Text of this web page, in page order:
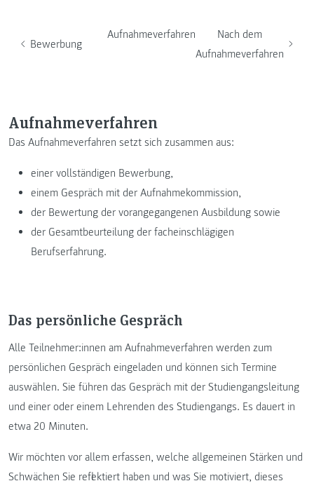
Bewerbung
Aufnahmeverfahren
Nach dem
Aufnahmeverfahren
Aufnahmeverfahren
Das Aufnahmeverfahren setzt sich zusammen aus:
einer vollständigen Bewerbung,
einem Gespräch mit der Aufnahmekommission,
der Bewertung der vorangegangenen Ausbildung sowie
der Gesamtbeurteilung der facheinschlägigen
Berufserfahrung.
Das persönliche Gespräch
Alle Teilnehmer:innen am Aufnahmeverfahren werden zum
persönlichen Gespräch eingeladen und können sich Termine
auswählen. Sie führen das Gespräch mit der Studiengangsleitung
und einer oder einem Lehrenden des Studiengangs. Es dauert in
etwa 20 Minuten.
Wir möchten vor allem erfassen, welche allgemeinen Stärken und
Schwächen Sie reflektiert haben und was Sie motiviert, dieses